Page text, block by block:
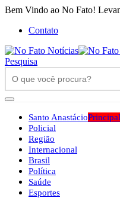
Bem Vindo ao No Fato!
Contato
Pesquisa
Santo AnastácioPrincipal
Policial
Região
Internacional
Brasil
Política
Saúde
Esportes